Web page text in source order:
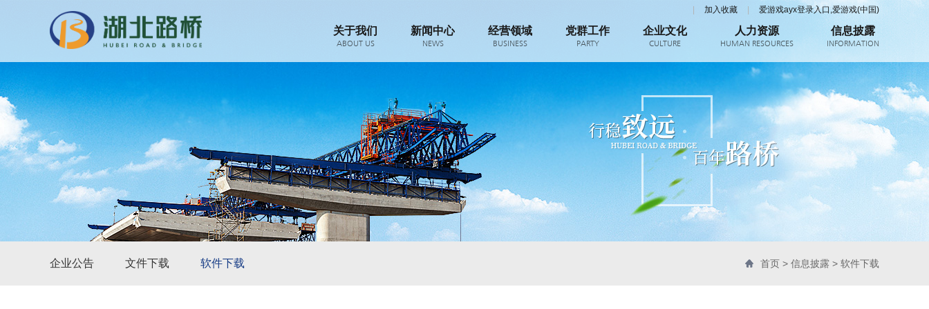
加入收藏 爱游戏ayx登录入口,爱游戏(中国)
关于我们
ABOUT US
新闻中心
NEWS
经营领域
BUSINESS
党群工作
PARTY
企业文化
CULTURE
人力资源
HUMAN RESOURCES
信息披露
INFORMATION
企业公告 文件下载 软件下载 首页 > 信息披露 > 软件下载